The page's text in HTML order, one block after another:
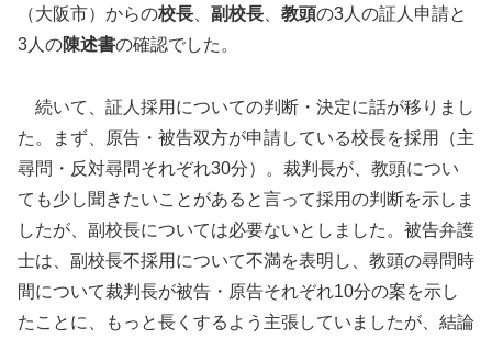
（大阪市）からの校長 副校長 教頭の3人の証人申請と
3人の陳述書の確認でした。
続いて、証人採用についての判断・決定に話が移りまし
た。まず、原告・被告双方が申請している校長を採用（主
尋問・反対尋問それぞれ30分）。裁判長が、教頭につい
ても少し聞きたいことがあると言って採用の判断を示しま
したが、副校長については必要ないとしました。被告弁護
士は、副校長不採用について不満を表明し、教頭の尋問時
間について裁判長が被告・原告それぞれ10分の案を示し
たことに、もっと長くするよう主張していましたが、結論